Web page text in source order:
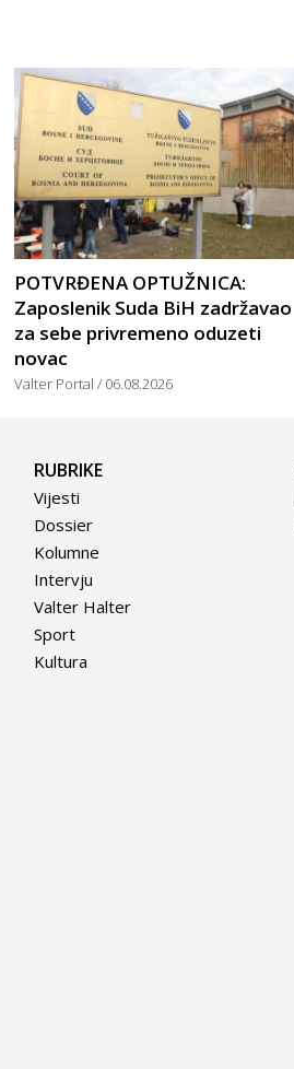
POTVRĐENA OPTUŽNICA:
Zaposlenik Suda BiH zadržavao
za sebe privremeno oduzeti
novac
Valter Portal 06.08.2026
RUBRIKE
Vijesti
Dossier
Kolumne
Intervju
Valter Halter
Sport
Kultura